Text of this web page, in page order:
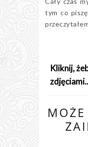
tym co
Kliknij,